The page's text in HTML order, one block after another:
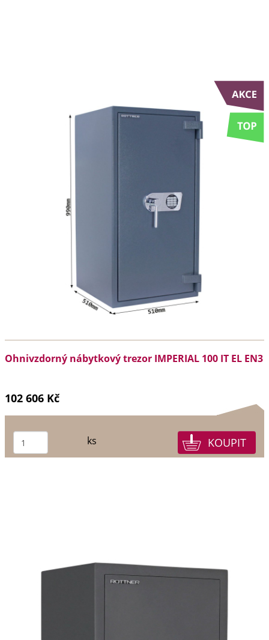
Ohnivzdorný nábytkový trezor IMPERIAL 100 IT EL EN3
102 606 Kč
ks